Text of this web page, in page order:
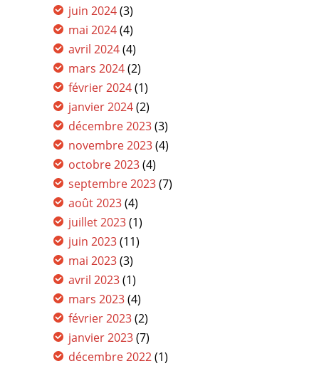
juin 2024(3)
mai 2024(4)
avril 2024(4)
mars 2024(2)
février 2024(1)
janvier 2024(2)
décembre 2023(3)
novembre 2023(4)
octobre 2023(4)
septembre 2023(7)
août 2023(4)
juillet 2023(1)
juin 2023(11)
mai 2023(3)
avril 2023(1)
mars 2023(4)
février 2023(2)
janvier 2023(7)
décembre 2022(1)